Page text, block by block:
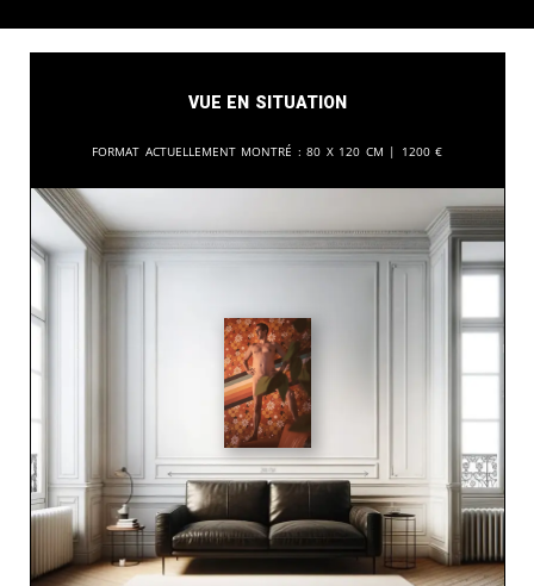
Vue en situation
Format actuellement montré : 80 x 120 cm | 1200 €